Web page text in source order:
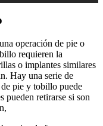
operación de pie o
requieren la
o implantes similares
Hay una serie de
pie y tobillo puede
pueden retirarse si son